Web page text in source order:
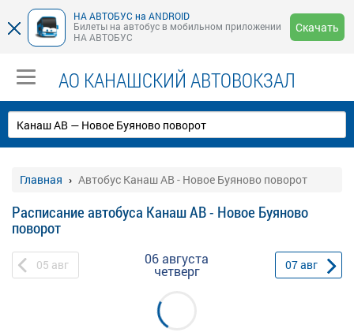
НА АВТОБУС на ANDROID
Билеты на автобус в мобильном приложении
НА АВТОБУС
Скачать
АО КАНАШСКИЙ АВТОВОКЗАЛ
Главная Автобус Канаш АВ - Новое Буяново поворот
Расписание автобуса Канаш АВ - Новое Буяново
поворот
05 авг 06 августа
четверг 07авг